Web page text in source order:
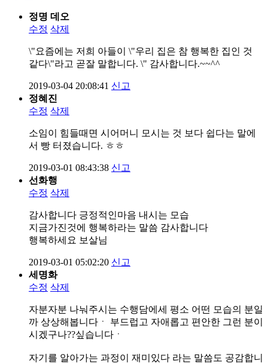
정명 데오
수정 삭제
\"요즘에는 저희 아들이 \"우리 집은 참 행복한 집인 것
같다\"라고 곧잘 말합니다. \" 감사합니다.~~^^
2019-03-04 20:08:41 신고
정혜진
수정 삭제
소임이 힘들때면 시어머니 모시는 것 보다 쉽다는 말에
서 빵 터졌습니다. ㅎㅎ
2019-03-01 08:43:38 신고
선화행
수정 삭제
감사합니다 긍정적인마음 내시는 모습
지금가진것에 행복하라는 말씀 감사합니다
행복하세요 보살님
2019-03-01 05:02:20 신고
세명화
수정 삭제
자분자분 나눠주시는 수행담에세 평소 어떤 모습의 분일
까 상상해봅니다ㆍ 부드럽고 자애롭고 편안한 그런 분이
시겠구나??싶습니다ㆍ
자기를 알아가는 과정이 재미있다 라는 말씀도 공감합니